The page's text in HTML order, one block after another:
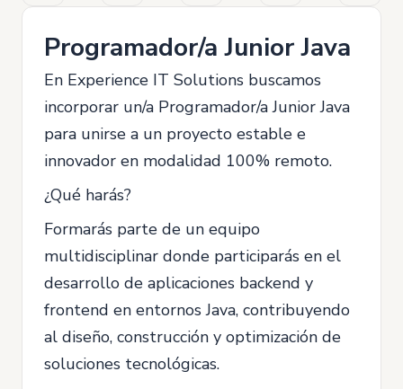
Programador/a Junior Java
En Experience IT Solutions buscamos
incorporar un/a Programador/a Junior Java
para unirse a un proyecto estable e
innovador en modalidad 100% remoto.
¿Qué harás?
Formarás parte de un equipo
multidisciplinar donde participarás en el
desarrollo de aplicaciones backend y
frontend en entornos Java, contribuyendo
al diseño, construcción y optimización de
soluciones tecnológicas.